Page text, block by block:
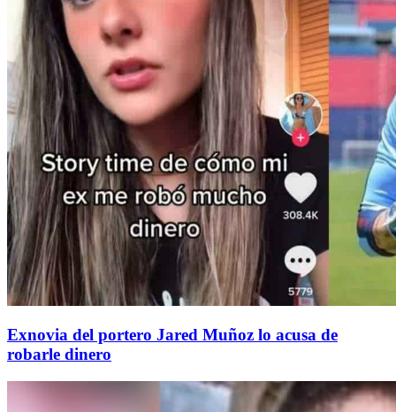
Exnovia del portero Jared Muñoz lo acusa de
robarle dinero